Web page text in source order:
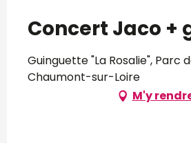
Concert Jaco +
Guinguette "La Rosalie", Parc
Chaumont-sur-Loire
M'y